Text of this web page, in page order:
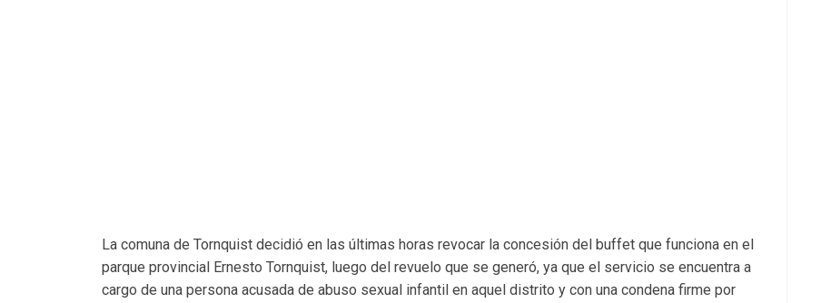
La comuna de Tornquist decidió en las últimas horas revocar la concesión del buffet que funciona en el
parque provincial Ernesto Tornquist, luego del revuelo que se generó, ya que el servicio se encuentra a
cargo de una persona acusada de abuso sexual infantil en aquel distrito y con una condena firme por